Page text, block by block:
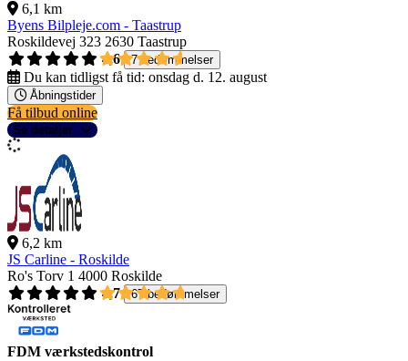
6,1 km
Byens Bilpleje.com - Taastrup
Roskildevej 323 2630 Taastrup
4,6
7 bedømmelser
Du kan tidligst få tid: onsdag d. 12. august
Åbningstider
Få tilbud online
Se detaljer
6,2 km
JS Carline - Roskilde
Ro's Torv 1 4000 Roskilde
4,7
67 bedømmelser
FDM værkstedskontrol